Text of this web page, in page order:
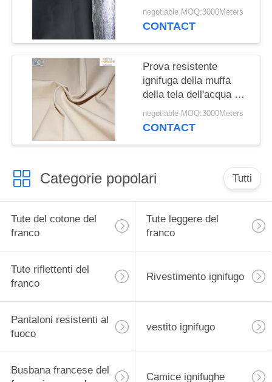
radiazione del calore
con il di alluminio
negotiable MOQ:3000Meters
CONTACT
Prova resistente
ignifuga della muffa
della tela dell'acqua del
tessuto CVC 310gsm
per la tenda
negotiable MOQ:3000Meters
CONTACT
Categorie popolari Tutti
Tute del cotone del
franco
Tute leggere del
franco
Tute riflettenti del
franco
Rivestimento ignifugo
Pantaloni resistenti al
fuoco
vestito ignifugo
Busbana francese del
Camice ignifughe